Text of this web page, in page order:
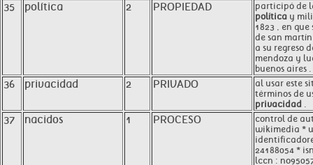
35 política 2 PROPIEDAD
participó de
política y
1823 , en que
de san
a su regreso
mendoza y
buenos aires .
36 privacidad 2 PRIVADO
al usar este
términos de
privacidad .
37 nacidos 1 PROCESO
control de
wikimedia *
24188054 *
lccn :